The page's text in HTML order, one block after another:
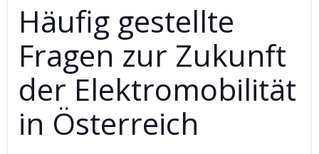
Häufig gestellte
Fragen zur Zukunft
der Elektromobilität
in Österreich